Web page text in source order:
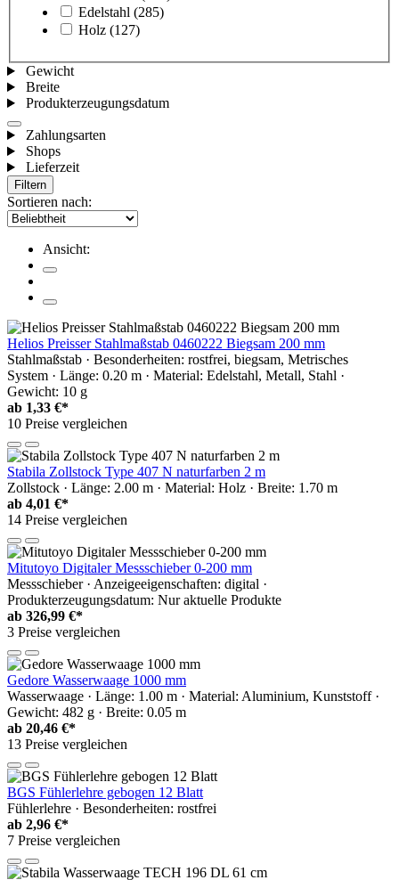
Edelstahl (285)
Holz (127)
Gewicht
Breite
Produkterzeugungsdatum
Zahlungsarten
Shops
Lieferzeit
Filtern
Sortieren nach:
Ansicht:
Helios Preisser Stahlmaßstab 0460222 Biegsam 200 mm
Stahlmaßstab · Besonderheiten: rostfrei, biegsam, Metrisches
System · Länge: 0.20 m · Material: Edelstahl, Metall, Stahl ·
Gewicht: 10 g
ab 1,33 €*
10 Preise vergleichen
Stabila Zollstock Type 407 N naturfarben 2 m
Zollstock · Länge: 2.00 m · Material: Holz · Breite: 1.70 m
ab 4,01 €*
14 Preise vergleichen
Mitutoyo Digitaler Messschieber 0-200 mm
Messschieber · Anzeigeeigenschaften: digital ·
Produkterzeugungsdatum: Nur aktuelle Produkte
ab 326,99 €*
3 Preise vergleichen
Gedore Wasserwaage 1000 mm
Wasserwaage · Länge: 1.00 m · Material: Aluminium, Kunststoff ·
Gewicht: 482 g · Breite: 0.05 m
ab 20,46 €*
13 Preise vergleichen
BGS Fühlerlehre gebogen 12 Blatt
Fühlerlehre · Besonderheiten: rostfrei
ab 2,96 €*
7 Preise vergleichen